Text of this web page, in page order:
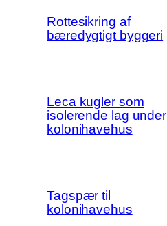
Rottesikring af
bæredygtigt byggeri
Leca kugler som
isolerende lag under
kolonihavehus
Tagspær til
kolonihavehus